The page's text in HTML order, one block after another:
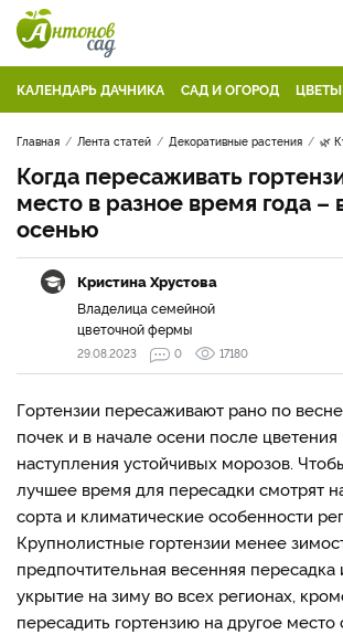
КАЛЕНДАРЬ ДАЧНИКА САД И ОГОРОД
Главная Лента статей Декоративные растения 🌿
Когда пересаживать
место в разное время года –
осенью
Кристина Хрустова
Владелица семейной
цветочной фермы
29.08.2023 0 17180
Гортензии пересаживают рано по
почек и в начале осени после цветения
наступления устойчивых морозов.
лучшее время для пересадки смотрят
сорта и климатические особенности
Крупнолистные гортензии менее
предпочтительная весенняя
укрытие на зиму во всех регионах,
пересадить гортензию на другое место